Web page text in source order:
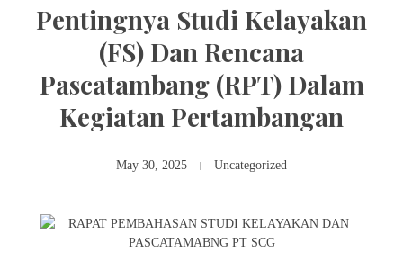
Pentingnya Studi Kelayakan
(FS) Dan Rencana
Pascatambang (RPT) Dalam
Kegiatan Pertambangan
May 30, 2025 Uncategorized